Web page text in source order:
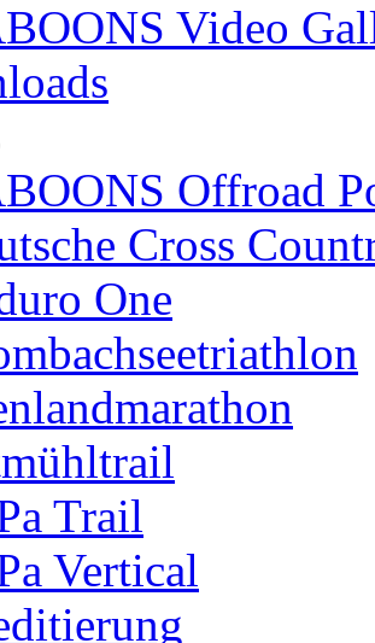
Video
Offroad
Cross
One
Trail
Vertical